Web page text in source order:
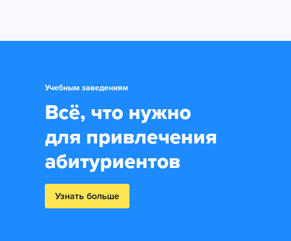
Учебным заведениям
Всё, что нужно
для привлечения
абитуриентов
Узнать больше